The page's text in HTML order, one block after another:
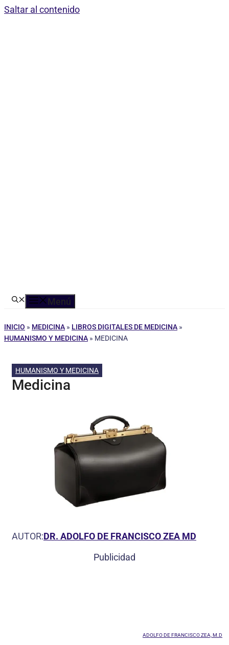
Saltar al contenido
Menú
INICIO » MEDICINA » LIBROS DIGITALES DE MEDICINA »
HUMANISMO Y MEDICINA » MEDICINA
HUMANISMO Y MEDICINA
Medicina
AUTOR:DR. ADOLFO DE FRANCISCO ZEA MD
Publicidad
ADOLFO DE FRANCISCO ZEA, M.D